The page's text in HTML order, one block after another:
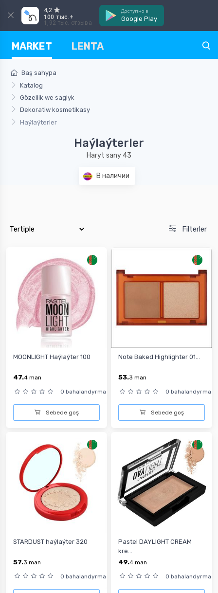
4,2
100 тыс.+
1,92 тыс. отзыва
Доступно в
Google Play
MARKET LENTA
Baş sahypa
Katalog
Gözellik we saglyk
Dekoratiw kosmetikasy
Haýlaýterler
Haýlaýterler
Haryt sany 43
В наличии
Filterler
MOONLIGHT Haýlaýter 100
47.4 man
0 bahalandyrma
Sebede goş
Note Baked Highlighter 01...
53.3 man
0 bahalandyrma
Sebede goş
STARDUST haýlaýter 320
57.3 man
0 bahalandyrma
Pastel DAYLIGHT CREAM
kre...
49.4 man
0 bahalandyrma